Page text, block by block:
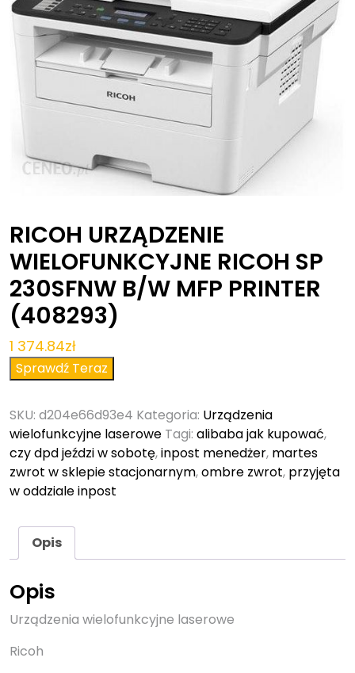
RICOH URZĄDZENIE
WIELOFUNKCYJNE RICOH SP
230SFNW B/W MFP PRINTER
(408293)
1 374.84zł
Sprawdź Teraz
SKU: d204e66d93e4 Kategoria: Urządzenia
wielofunkcyjne laserowe Tagi: alibaba jak kupować,
czy dpd jeździ w sobotę,inpost menedżer, martes
zwrot w sklepie stacjonarnym,ombre zwrot, przyjęta
w oddziale inpost
Opis
Opis
Urządzenia wielofunkcyjne laserowe
Ricoh